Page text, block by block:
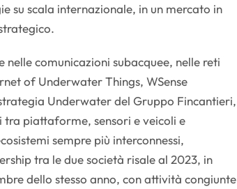
su scala internazionale, in un mercato in
comunicazioni subacquee, nelle reti
of Underwater Things, WSense
Underwater del Gruppo Fincantieri,
tra piattaforme, sensori e veicoli e
sempre più interconnessi,
tra le due società risale al 2023, in
dello stesso anno, con attività congiunte